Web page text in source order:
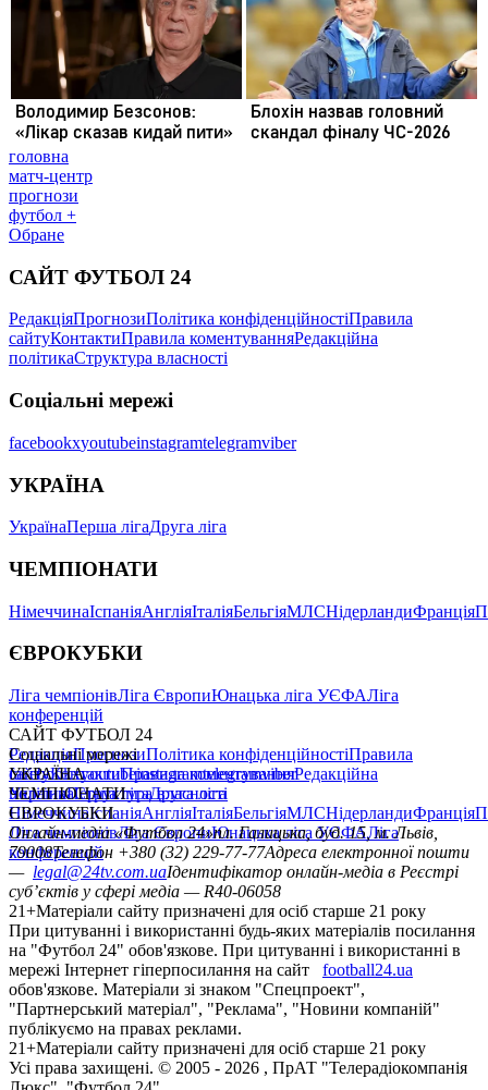
головна
матч-центр
прогнози
футбол +
Обране
САЙТ ФУТБОЛ 24
РедакціяПрогнозиПолітика конфіденційностіПравила
сайтуКонтактиПравила коментуванняРедакційна
політикаСтруктура власності
Соціальні мережі
facebookxyoutubeinstagramtelegramviber
УКРАЇНА
УкраїнаПерша лігаДруга ліга
ЧЕМПІОНАТИ
НімеччинаІспаніяАнгліяІталіяБельгіяМЛСНідерландиФранція
ЄВРОКУБКИ
Ліга чемпіонівЛіга ЄвропиЮнацька ліга УЄФАЛіга
конференцій
САЙТ ФУТБОЛ 24
РедакціяПрогнозиПолітика конфіденційностіПравила
сайтуКонтактиПравила коментуванняРедакційна
політикаСтруктура власності
Соціальні мережі
facebookxyoutubeinstagramtelegramviber
УКРАЇНА
УкраїнаПерша лігаДруга ліга
ЧЕМПІОНАТИ
НімеччинаІспаніяАнгліяІталіяБельгіяМЛСНідерландиФранція
ЄВРОКУБКИ
Ліга чемпіонівЛіга ЄвропиЮнацька ліга УЄФАЛіга
конференцій
Онлайн-медіа «Футбол 24»пл. Галицька, буд. 15, м. Львів,
79008Телефон +380 (32) 229-77-77Адреса електронної пошти
— legal@24tv.com.uaІдентифікатор онлайн-медіа в Реєстрі
суб’єктів у сфері медіа — R40-06058
21+Матеріали сайту призначені для осіб старше 21 року
При цитуванні і використанні будь-яких матеріалів посилання
на "Футбол 24" обов'язкове. При цитуванні і використанні в
мережі Інтернет гіперпосилання на сайт
football24.ua
обов'язкове. Матеріали зі знаком "Спецпроект",
"Партнерський матеріал", "Реклама", "Новини компаній"
публікуємо на правах реклами.
21+Матеріали сайту призначені для осіб старше 21 року
Усi права захищенi. © 2005 - 2026 , ПрАТ "Телерадіокомпанія